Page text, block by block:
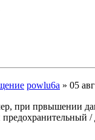
powlu6a » 05
при првышении